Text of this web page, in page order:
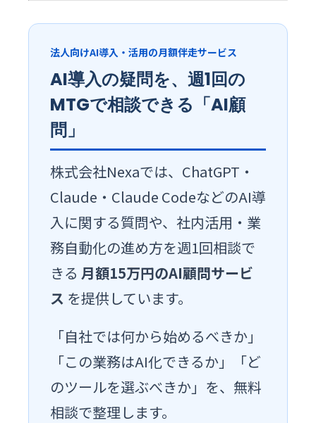
法人向けAI導入・活用の月額伴走サービス
AI導入の疑問を、週1回の
MTGで相談できる「AI顧
問」
株式会社Nexaでは、ChatGPT・
Claude・Claude CodeなどのAI導
入に関する質問や、社内活用・業
務自動化の進め方を週1回相談で
きる 月額15万円のAI顧問サービ
ス を提供しています。
「自社では何から始めるべきか」
「この業務はAI化できるか」「ど
のツールを選ぶべきか」を、無料
相談で整理します。